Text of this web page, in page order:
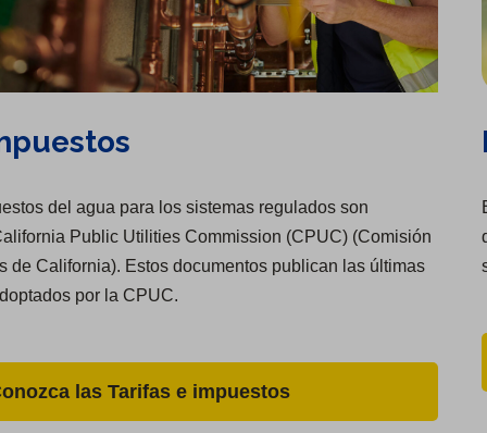
del agua para los sistemas regulados son
Public Utilities Commission (CPUC) (Comisión
de California). Estos documentos publican las últimas
por la CPUC.
las Tarifas e impuestos